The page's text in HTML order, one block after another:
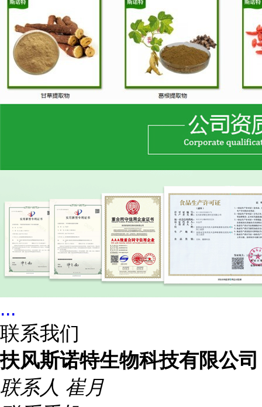
...
联系我们
扶风斯诺特生物科技有限公司
联系人 崔月